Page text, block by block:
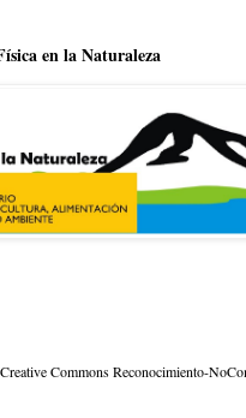
en la Naturaleza
Commons Reconocimiento-